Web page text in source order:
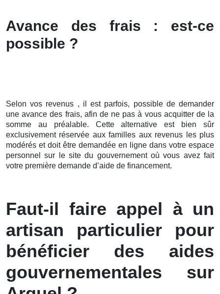
Avance des frais : est-ce
possible ?
Selon vos revenus , il est parfois, possible de demander
une avance des frais, afin de ne pas à vous acquitter de la
somme au préalable. Cette alternative est bien sûr
exclusivement réservée aux familles aux revenus les plus
modérés et doit être demandée en ligne dans votre espace
personnel sur le site du gouvernement où vous avez fait
votre première demande d’aide de financement.
Faut-il faire appel à un
artisan particulier pour
bénéficier des aides
gouvernementales sur